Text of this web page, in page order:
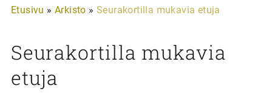
Etusivu » Arkisto » Seurakortilla mukavia etuja
Seurakortilla mukavia
etuja